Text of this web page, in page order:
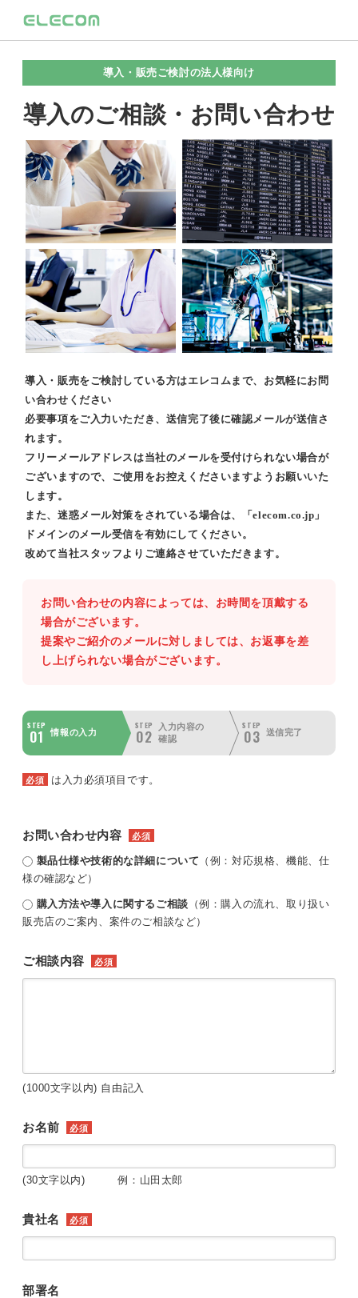
導入・販売ご検討の法人様向け
導入のご相談・お問い合わせ
導入・販売をご検討している方はエレコムまで、お気軽にお問
い合わせください
必要事項をご入力いただき、送信完了後に確認メールが送信さ
れます。
フリーメールアドレスは当社のメールを受付けられない場合が
ございますので、ご使用をお控えくださいますようお願いいた
します。
また、迷惑メール対策をされている場合は、「elecom.co.jp」
ドメインのメール受信を有効にしてください。
改めて当社スタッフよりご連絡させていただきます。
お問い合わせの内容によっては、お時間を頂戴する
場合がございます。
提案やご紹介のメールに対しましては、お返事を差
し上げられない場合がございます。
STEP
01 情報の入力
STEP
02
入力内容の
確認
STEP
03 送信完了
必須 は入力必須項目です。
お問い合わせ内容 必須
製品仕様や技術的な詳細について （例：対応規格、機能、仕
様の確認など）
購入方法や導入に関するご相談 （例：購入の流れ、取り扱い
販売店のご案内、案件のご相談など）
ご相談内容 必須
(1000文字以内) 自由記入
お名前 必須
(30文字以内) 例：山田太郎
貴社名 必須
部署名